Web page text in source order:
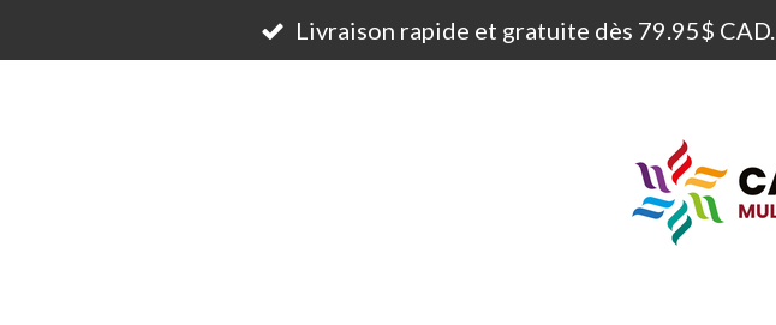
au
Livraison rapide et gratuite dès 79.95$ CAD.